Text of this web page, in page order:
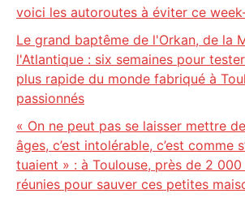
voici les autoroutes à éviter ce
Le grand baptême de l'Orkan, de la
l'Atlantique : six semaines pour
plus rapide du monde fabriqué à
passionnés
« On ne peut pas se laisser mettre
âges, c’est intolérable, c’est comme
tuaient » : à Toulouse, près de 2
réunies pour sauver ces petites